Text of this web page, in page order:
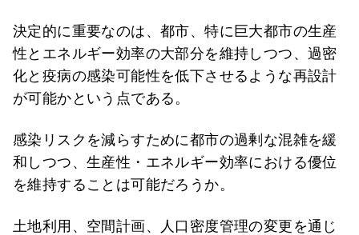
決定的に重要なのは、都市、特に巨大都市の生産
性とエネルギー効率の大部分を維持しつつ、過密
化と疫病の感染可能性を低下させるような再設計
が可能かという点である。
感染リスクを減らすために都市の過剰な混雑を緩
和しつつ、生産性・エネルギー効率における優位
を維持することは可能だろうか。
土地利用、空間計画、人口密度管理の変更を通じ